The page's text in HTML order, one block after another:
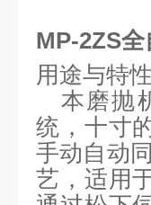
MP-2ZS
用途与特性
本磨抛
统 ， 十寸
手动自动
艺， 适用